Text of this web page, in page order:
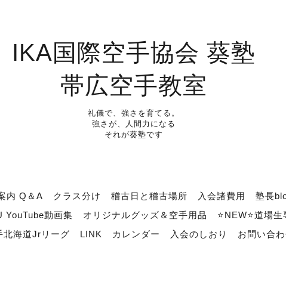
IKA国際空手協会 葵塾
帯広空手教室
礼儀で、強さを育てる。
強さが、人間力になる
それが葵塾です
内 Q＆A クラス分け 稽古日と稽古場所 入会諸費用 塾長
YouTube動画集
オリジナルグッズ＆空手用品
⭐NEW⭐道場
北海道Jrリーグ
LINK カレンダー 入会のしおり お問い合